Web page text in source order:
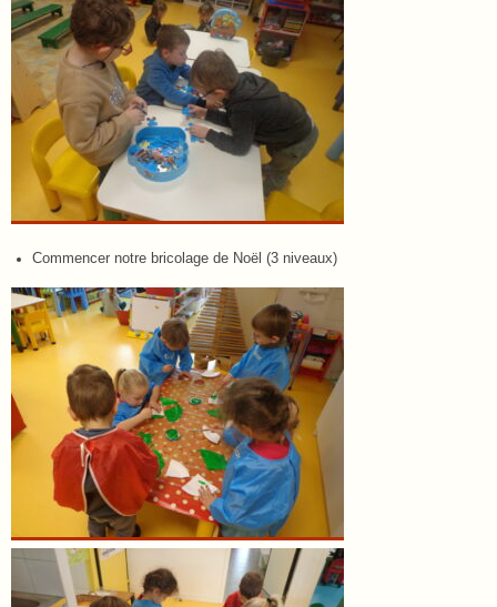
Commencer notre bricolage de Noël (3 niveaux)